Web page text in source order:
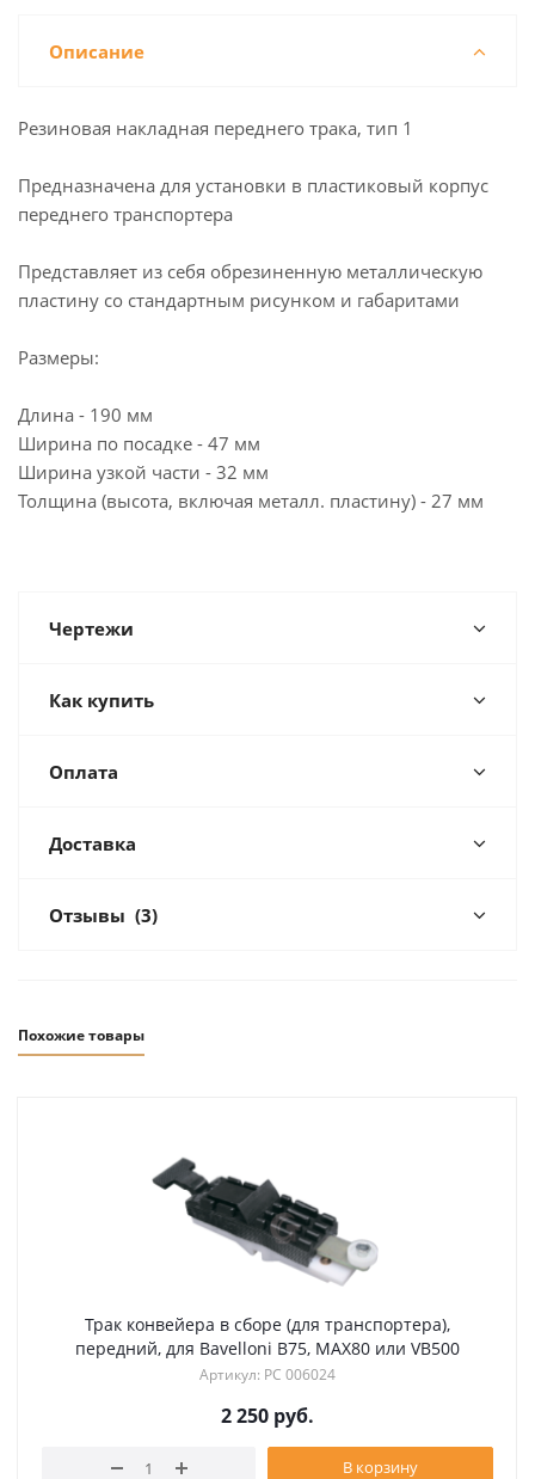
Описание
Резиновая накладная переднего трака, тип 1
Предназначена для установки в пластиковый корпус
переднего транспортера
Представляет из себя обрезиненную металлическую
пластину со стандартным рисунком и габаритами
Размеры:
Длина - 190 мм
Ширина по посадке - 47 мм
Ширина узкой части - 32 мм
Толщина (высота, включая металл. пластину) - 27 мм
Чертежи
Как купить
Оплата
Доставка
Отзывы (3)
Похожие товары
Трак конвейера в сборе (для транспортера),
передний, для Bavelloni B75, MAX80 или VB500
Артикул: РС 006024
2 250 руб.
В корзину